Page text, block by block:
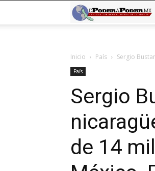
Inicio País Sergio
País
Sergio
de 14